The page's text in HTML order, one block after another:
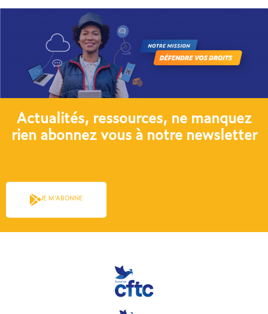
Actualités, ressources, ne manquez
rien abonnez vous à notre newsletter​
JE M'ABONNE